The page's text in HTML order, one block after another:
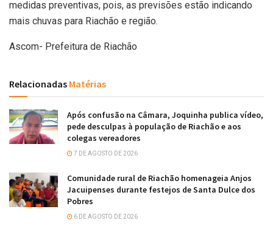
medidas preventivas, pois, as previsões estão indicando
mais chuvas para Riachão e região.
Ascom- Prefeitura de Riachão
Relacionadas Matérias
Após confusão na Câmara, Joquinha publica vídeo,
pede desculpas à população de Riachão e aos
colegas vereadores
7 DE AGOSTO DE 2026
Comunidade rural de Riachão homenageia Anjos
Jacuipenses durante festejos de Santa Dulce dos
Pobres
6 DE AGOSTO DE 2026